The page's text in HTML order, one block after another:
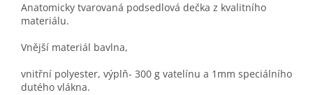
Anatomicky tvarovaná podsedlová dečka z kvalitního
materiálu.
Vnější materiál bavlna,
vnitřní polyester, výplň- 300 g vatelínu a 1mm speciálního
dutého vlákna.